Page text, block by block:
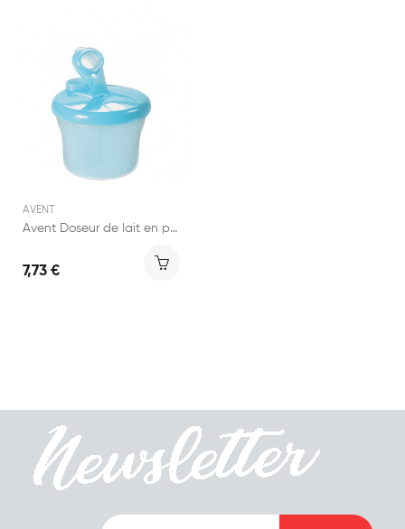
AVENT
Avent Doseur de lait en poudre
7,73 €